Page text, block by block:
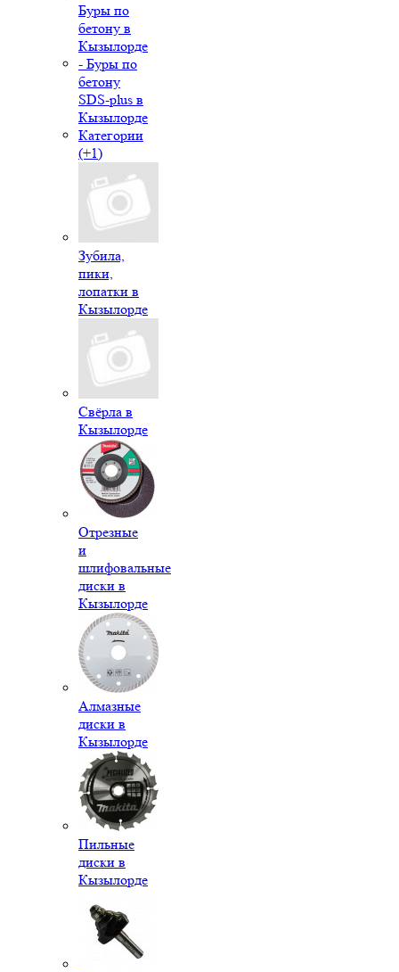
Буры по
бетону в
Кызылорде
- Буры по
бетону
SDS-plus в
Кызылорде
Категории
(+1)
Зубила,
пики,
лопатки в
Кызылорде
Свёрла в
Кызылорде
Отрезные
и
шлифовальные
диски в
Кызылорде
Алмазные
диски в
Кызылорде
Пильные
диски в
Кызылорде